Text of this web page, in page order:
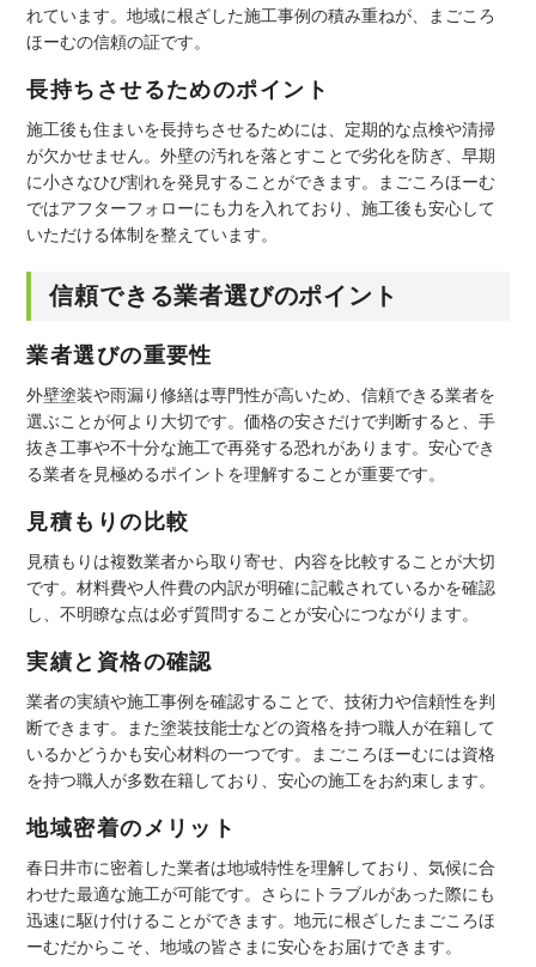
れています。地域に根ざした施工事例の積み重ねが、まごころ
ほーむの信頼の証です。
長持ちさせるためのポイント
施工後も住まいを長持ちさせるためには、定期的な点検や清掃
が欠かせません。外壁の汚れを落とすことで劣化を防ぎ、早期
に小さなひび割れを発見することができます。まごころほーむ
ではアフターフォローにも力を入れており、施工後も安心して
いただける体制を整えています。
信頼できる業者選びのポイント
業者選びの重要性
外壁塗装や雨漏り修繕は専門性が高いため、信頼できる業者を
選ぶことが何より大切です。価格の安さだけで判断すると、手
抜き工事や不十分な施工で再発する恐れがあります。安心でき
る業者を見極めるポイントを理解することが重要です。
見積もりの比較
見積もりは複数業者から取り寄せ、内容を比較することが大切
です。材料費や人件費の内訳が明確に記載されているかを確認
し、不明瞭な点は必ず質問することが安心につながります。
実績と資格の確認
業者の実績や施工事例を確認することで、技術力や信頼性を判
断できます。また塗装技能士などの資格を持つ職人が在籍して
いるかどうかも安心材料の一つです。まごころほーむには資格
を持つ職人が多数在籍しており、安心の施工をお約束します。
地域密着のメリット
春日井市に密着した業者は地域特性を理解しており、気候に合
わせた最適な施工が可能です。さらにトラブルがあった際にも
迅速に駆け付けることができます。地元に根ざしたまごころほ
ーむだからこそ、地域の皆さまに安心をお届けできます。